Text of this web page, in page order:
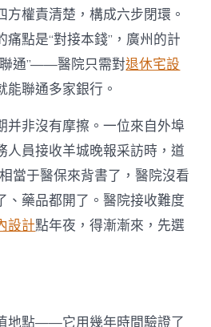
權責清楚，構成六步閉環。
點是“對接本錢”，廣州的計
通”——醫院只需對退休宅設
能聯通多家銀行。
并非沒有摩擦。一位來自外埠
人員接收羊城晚報采訪時，道
當于醫保來背書了，醫院沒看
、藥品都開了。醫院接收難度
設計點年夜，得漸漸來，先選
地點——它用幾年時間驗證了